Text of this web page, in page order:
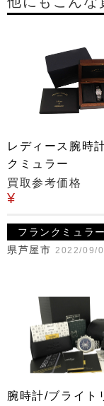
レディース腕時
クミュラー
買取参考価格
¥
フランクミュラー
県芦屋市 2022/09/
腕時計/ブライト